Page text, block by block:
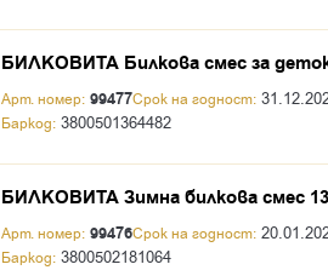
БИЛКОВИТА Билкова смес за
Арт. номер: 99477Срок на годност:
Баркод: 3800501364482
БИЛКОВИТА Зимна билкова смес
Арт. номер: 99476Срок на годност:
Баркод: 3800502181064